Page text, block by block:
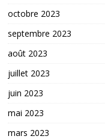
octobre 2023
septembre 2023
août 2023
juillet 2023
juin 2023
mai 2023
mars 2023